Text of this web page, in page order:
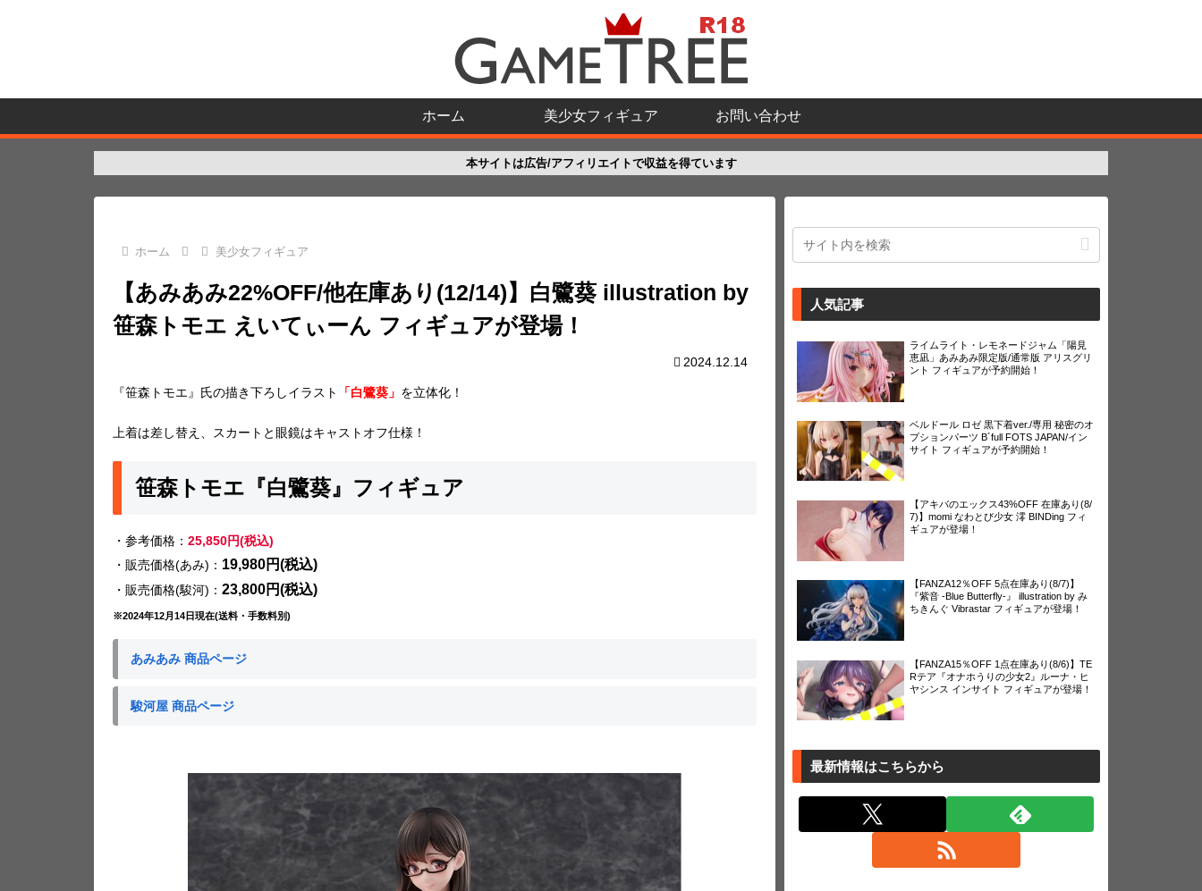
ホーム 美少女フィギュア お問い合わせ
本サイトは広告/アフィリエイトで収益を得ています
ホーム 美少女フィギュア
【あみあみ22%OFF/他在庫あり(12/14)】白鷺葵 illustration by
笹森トモエ えいてぃーん フィギュアが登場！
2024.12.14
『笹森トモエ』氏の描き下ろしイラスト 「白鷺葵」 を立体化！
上着は差し替え、スカートと眼鏡はキャストオフ仕様！
笹森トモエ『白鷺葵』フィギュア
・参考価格： 25,850円(税込)
・販売価格(あみ)： 19,980円(税込)
・販売価格(駿河)： 23,800円(税込)
※2024年12月14日現在(送料・手数料別)
あみあみ 商品ページ
駿河屋 商品ページ
人気記事
ライムライト・レモネードジャム「陽見
恵凪」あみあみ限定版/通常版 アリスグリ
ント フィギュアが予約開始！
ベルドール ロゼ 黒下着ver./専用 秘密のオ
プションパーツ B´full FOTS JAPAN/イン
サイト フィギュアが予約開始！
【アキバのエックス43%OFF 在庫あり(8/
7)】momi なわとび少女 澪 BINDing フィ
ギュアが登場！
【FANZA12％OFF 5点在庫あり(8/7)】
『紫音 -Blue Butterfly-』 illustration by み
ちきんぐ Vibrastar フィギュアが登場！
【FANZA15％OFF 1点在庫あり(8/6)】TE
Rテア『オナホうりの少女2』ルーナ・ヒ
ヤシンス インサイト フィギュアが登場！
最新情報はこちらから